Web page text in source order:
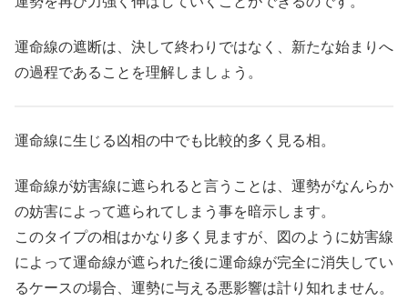
運命線の遮断は、決して終わりではなく、新たな始まりへ
の過程であることを理解しましょう。
運命線に生じる凶相の中でも比較的多く見る相。
運命線が妨害線に遮られると言うことは、運勢がなんらか
の妨害によって遮られてしまう事を暗示します。
このタイプの相はかなり多く見ますが、図のように妨害線
によって運命線が遮られた後に運命線が完全に消失してい
るケースの場合、運勢に与える悪影響は計り知れません。